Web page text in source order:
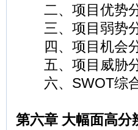
二、项目优势
三、项目弱势
四、项目机会
五、项目威胁
六、SWOT综
第六章 大幅面高分